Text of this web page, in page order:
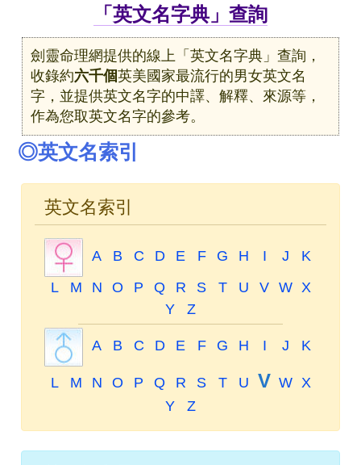
「英文名字典」查詢
劍靈命理網提供的線上「英文名字典」查詢，
收錄約六千個英美國家最流行的男女英文名
字，並提供英文名字的中譯、解釋、來源等，
作為您取英文名字的參考。
◎英文名索引
英文名索引
A B C D E F G H I J
K
L
M N O P Q R S T U V W X
Y
Z
A B C D E F G H I J K
L M N O P Q R S T U V W X
Y
Z